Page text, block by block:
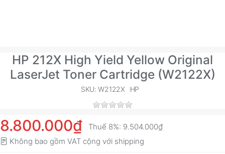
HP 212X High Yield Yellow Original
LaserJet Toner Cartridge (W2122X)
SKU: W2122X HP
8.800.000₫ Thuế 8%: 9.504.000₫
Không bao gồm VAT cộng với shipping